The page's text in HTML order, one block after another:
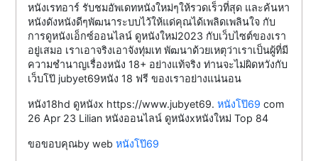
หนังเรทอาร์ รับชมอัพเดทหนังใหม่ๆให้รวดเร็วที่สุด และค้นหา
หนังดังหนังดีๆพัฒนาระบบไว้ให้แด่คุณได้เพลิดเพลินใจ กับ
การดูหนังเอ็กซ์ออนไลน์ ดูหนังใหม่2023 กับเว็บไซต์ของเรา
อยู่เสมอ เราเอาจริงเอาจังทุ่มเท พัฒนาด้วยเหตุว่าเราเป็นผู้ที่มี
ความชำนาญเรื่องหนัง 18+ อย่างแท้จริง ท่านจะไม่ผิดหวังกับ
เว็บโป๊ jubyet69หนัง 18 ฟรี ของเราอย่างแน่นอน
หนัง18hd ดูหนังx https://www.jubyet69.หนังโป๊69 com
26 Apr 23 Lilian หนังออนไลน์ ดูหนังxหนังใหม่ Top 84
ขอขอบคุณby webหนังโป๊69